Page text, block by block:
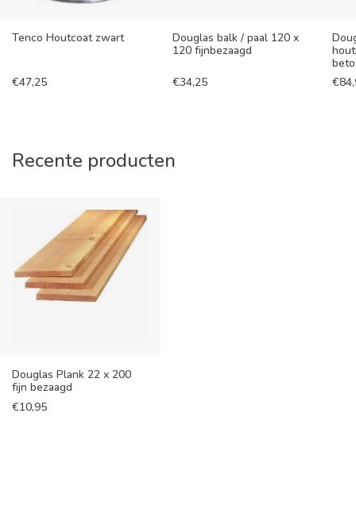
Tenco Houtcoat zwart
€47,25
Douglas balk / paal 120 x
120 fijnbezaagd
€34,25
€
Recente producten
Douglas Plank 22 x 200
fijn bezaagd
€10,95